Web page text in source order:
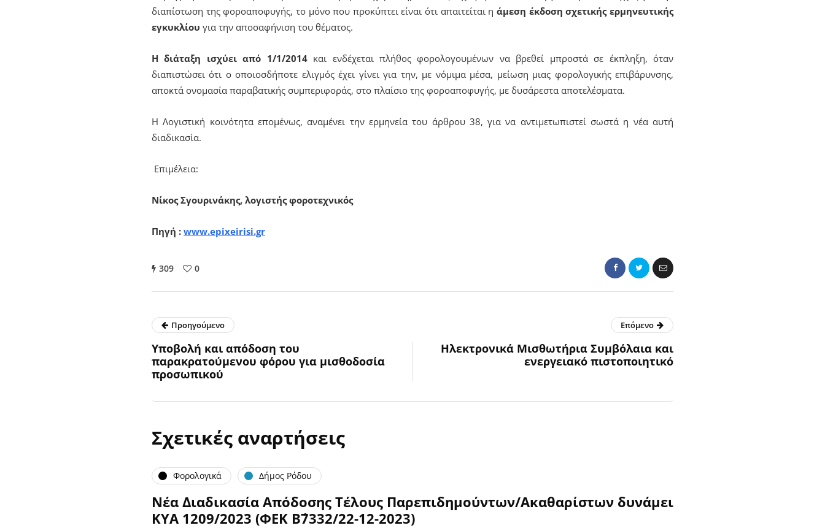
διαπίστωση της φοροαποφυγής, το μόνο που προκύπτει είναι ότι απαιτείται ηάμεση έκδοση σχετικής ερμηνευτικής
εγκυκλίου για την αποσαφήνιση του θέματος.
Η διάταξη ισχύει από 1/1/2014και ενδέχεται πλήθος φορολογουμένων να βρεθεί μπροστά σε έκπληξη, όταν
διαπιστώσει ότι ο οποιοσδήποτε ελιγμός έχει γίνει για την, με νόμιμα μέσα, μείωση μιας φορολογικής επιβάρυνσης,
αποκτά ονομασία παραβατικής συμπεριφοράς, στο πλαίσιο της φοροαποφυγής, με δυσάρεστα αποτελέσματα.
Η Λογιστική κοινότητα επομένως, αναμένει την ερμηνεία του άρθρου 38, για να αντιμετωπιστεί σωστά η νέα αυτή
διαδικασία.
Επιμέλεια:
Νίκος Σγουρινάκης, λογιστής φοροτεχνικός
Πηγή : www.epixeirisi.gr
309 0
Προηγούμενο
Υποβολή και απόδοση του
παρακρατούμενου φόρου για μισθοδοσία
προσωπικού
Επόμενο
Ηλεκτρονικά Μισθωτήρια Συμβόλαια και
ενεργειακό πιστοποιητικό
Σχετικές αναρτήσεις
Φορολογικά Δήμος Ρόδου
Νέα Διαδικασία Απόδοσης Τέλους Παρεπιδημούντων/Ακαθαρίστων δυνάμει
ΚΥΑ 1209/2023 (ΦΕΚ Β΄7332/22-12-2023)